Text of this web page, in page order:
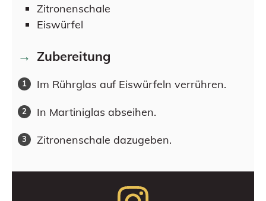
Zitronenschale
Eiswürfel
Zubereitung
Im Rührglas auf Eiswürfeln verrühren.
In Martiniglas abseihen.
Zitronenschale dazugeben.